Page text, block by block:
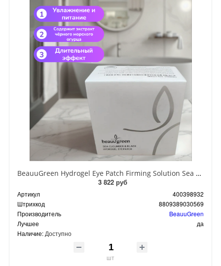
BeauuGreen Hydrogel Eye Patch Firming Solution Sea Cocumber & Black Гидрогелевые патчи для кожи вокруг глаз с экстрактом черного морского огурца 60 шт 90 гр
3 822 руб
Артикул
400398932
Штрихкод
8809389030569
Производитель
BeauuGreen
Лучшее
да
Наличие: Доступно
шт